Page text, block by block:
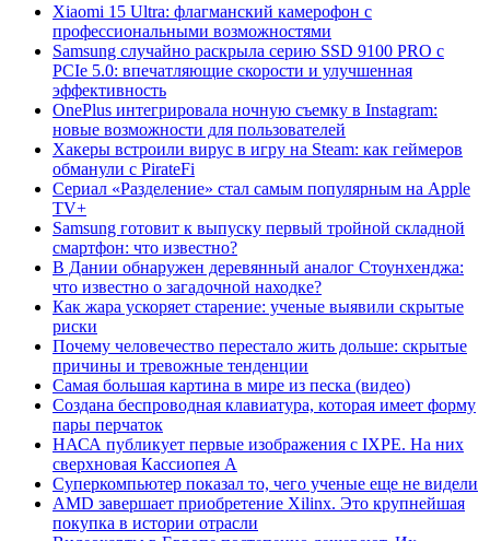
Xiaomi 15 Ultra: флагманский камерофон с
профессиональными возможностями
Samsung случайно раскрыла серию SSD 9100 PRO с
PCIe 5.0: впечатляющие скорости и улучшенная
эффективность
OnePlus интегрировала ночную съемку в Instagram:
новые возможности для пользователей
Хакеры встроили вирус в игру на Steam: как геймеров
обманули с PirateFi
Сериал «Разделение» стал самым популярным на Apple
TV+
Samsung готовит к выпуску первый тройной складной
смартфон: что известно?
В Дании обнаружен деревянный аналог Стоунхенджа:
что известно о загадочной находке?
Как жара ускоряет старение: ученые выявили скрытые
риски
Почему человечество перестало жить дольше: скрытые
причины и тревожные тенденции
Самая большая картина в мире из песка (видео)
Создана беспроводная клавиатура, которая имеет форму
пары перчаток
НАСА публикует первые изображения с IXPE. На них
сверхновая Кассиопея А
Суперкомпьютер показал то, чего ученые еще не видели
AMD завершает приобретение Xilinx. Это крупнейшая
покупка в истории отрасли